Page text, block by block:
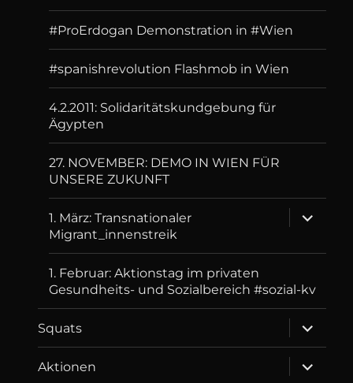
#ProErdogan Demonstration in #Wien
#spanishrevolution Flashmob in Wien
4.2.2011: Solidaritätskundgebung für
Ägypten
27. NOVEMBER: DEMO IN WIEN FÜR
UNSERE ZUKUNFT
1. März: Transnationaler
Migrant_innenstreik
expand
child
1. Februar: Aktionstag im privaten
Gesundheits- und Sozialbereich #sozial-kv
Squats
expand
child
menu
Aktionen
expand
child